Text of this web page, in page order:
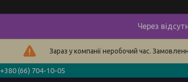
Через
Зараз у компанії неробочий час.
+380 (66) 704-10-05